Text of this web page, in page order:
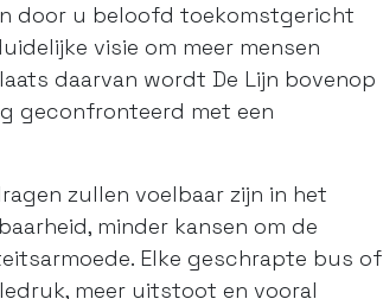
door u beloofd toekomstgericht
visie om meer mensen
daarvan wordt De Lijn bovenop
geconfronteerd met een
zullen voelbaar zijn in het
minder kansen om de
Elke geschrapte bus of
meer uitstoot en vooral